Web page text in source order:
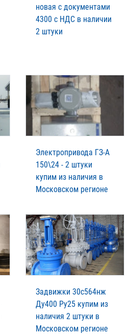
новая с документами
4300 с НДС в наличии
2 штуки
Электропривода ГЗ-А
150\24 - 2 штуки
купим из наличия в
Московском регионе
Задвижки 30с564нж
Ду400 Ру25 купим из
наличия 2 штуки в
Московском регионе